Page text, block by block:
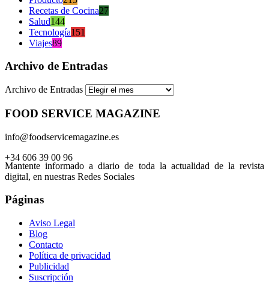
Recetas de Cocina27
Salud144
Tecnología151
Viajes89
Archivo de Entradas
Archivo de Entradas
FOOD SERVICE MAGAZINE
info@foodservicemagazine.es
+34 606 39 00 96
Mantente informado a diario de toda la actualidad de la revista
digital, en nuestras Redes Sociales
Páginas
Aviso Legal
Blog
Contacto
Política de privacidad
Publicidad
Suscripción